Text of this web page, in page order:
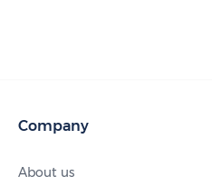
Company
About us